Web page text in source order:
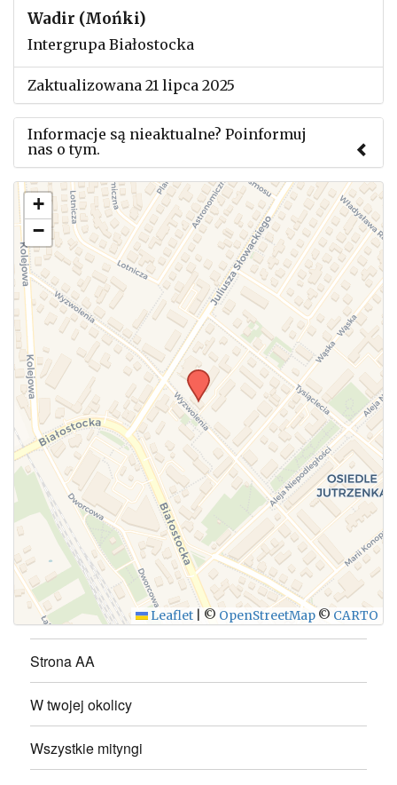
Wadir (Mońki)
Intergrupa Białostocka
Zaktualizowana 21 lipca 2025
Informacje są nieaktualne? Poinformuj
nas o tym.
Użyj tego formularza aby przesłać informację o
zmianach w powyższym mityngu.
WYŚLIJ
+
−
Leaflet © OpenStreetMap © CARTO
Strona AA
W twojej okolicy
Wszystkie mityngi